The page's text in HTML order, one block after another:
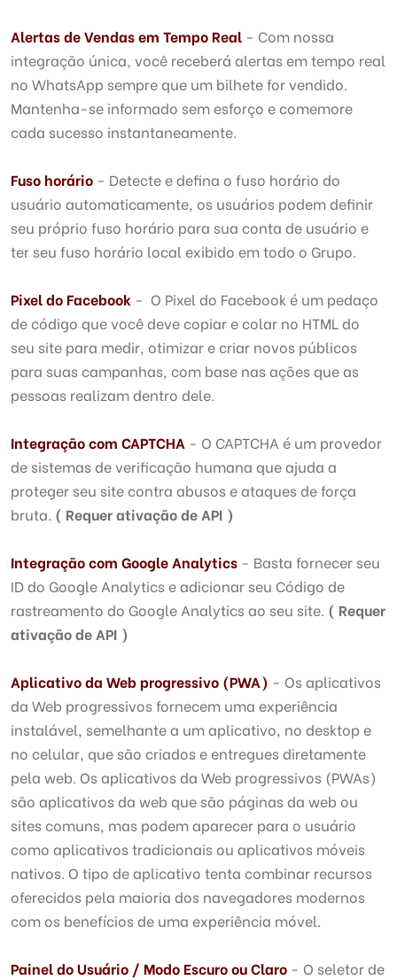
Alertas de Vendas em Tempo Real - Com nossa
integração única, você receberá alertas em tempo real
no WhatsApp sempre que um bilhete for vendido.
Mantenha-se informado sem esforço e comemore
cada sucesso instantaneamente.
Fuso horário - Detecte e defina o fuso horário do
usuário automaticamente, os usuários podem definir
seu próprio fuso horário para sua conta de usuário e
ter seu fuso horário local exibido em todo o Grupo.
Pixel do Facebook - O Pixel do Facebook é um pedaço
de código que você deve copiar e colar no HTML do
seu site para medir, otimizar e criar novos públicos
para suas campanhas, com base nas ações que as
pessoas realizam dentro dele.
Integração com CAPTCHA - O CAPTCHA é um provedor
de sistemas de verificação humana que ajuda a
proteger seu site contra abusos e ataques de força
bruta. ( Requer ativação de API )
Integração com Google Analytics - Basta fornecer seu
ID do Google Analytics e adicionar seu Código de
rastreamento do Google Analytics ao seu site. ( Requer
ativação de API )
Aplicativo da Web progressivo (PWA) - Os aplicativos
da Web progressivos fornecem uma experiência
instalável, semelhante a um aplicativo, no desktop e
no celular, que são criados e entregues diretamente
pela web. Os aplicativos da Web progressivos (PWAs)
são aplicativos da web que são páginas da web ou
sites comuns, mas podem aparecer para o usuário
como aplicativos tradicionais ou aplicativos móveis
nativos. O tipo de aplicativo tenta combinar recursos
oferecidos pela maioria dos navegadores modernos
com os benefícios de uma experiência móvel.
Painel do Usuário / Modo Escuro ou Claro - O seletor de